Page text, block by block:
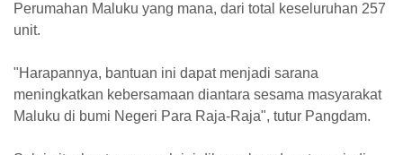
Perumahan Maluku yang mana, dari total keseluruhan 257
unit.
"Harapannya, bantuan ini dapat menjadi sarana
meningkatkan kebersamaan diantara sesama masyarakat
Maluku di bumi Negeri Para Raja-Raja", tutur Pangdam.